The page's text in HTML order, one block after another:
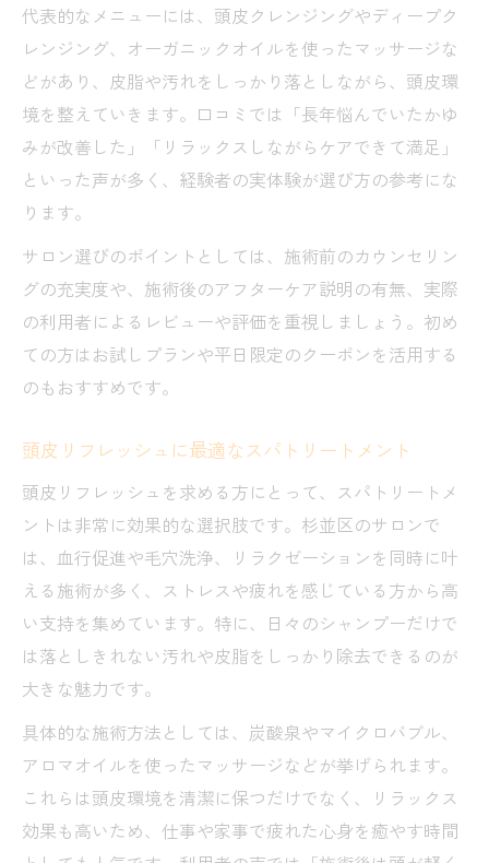
目
スパトリートメントで極上リラクゼーショ
ン体験
杉並区スパのリラックス空間を徹底紹介
個室や静かな空間で癒されるポイント
代表的なメニューには、頭皮クレンジングやディープク
レンジング、オーガニックオイルを使ったマッサージな
どがあり、皮脂や汚れをしっかり落としながら、頭皮環
境を整えていきます。口コミでは「長年悩んでいたかゆ
みが改善した」「リラックスしながらケアできて満足」
といった声が多く、経験者の実体験が選び方の参考にな
ります。
サロン選びのポイントとしては、施術前のカウンセリン
グの充実度や、施術後のアフターケア説明の有無、実際
の利用者によるレビューや評価を重視しましょう。初め
ての方はお試しプランや平日限定のクーポンを活用する
のもおすすめです。
頭皮リフレッシュに最適なスパトリートメント
頭皮リフレッシュを求める方にとって、スパトリートメ
ントは非常に効果的な選択肢です。杉並区のサロンで
は、血行促進や毛穴洗浄、リラクゼーションを同時に叶
える施術が多く、ストレスや疲れを感じている方から高
い支持を集めています。特に、日々のシャンプーだけで
は落としきれない汚れや皮脂をしっかり除去できるのが
大きな魅力です。
具体的な施術方法としては、炭酸泉やマイクロバブル、
アロマオイルを使ったマッサージなどが挙げられます。
これらは頭皮環境を清潔に保つだけでなく、リラックス
効果も高いため、仕事や家事で疲れた心身を癒やす時間